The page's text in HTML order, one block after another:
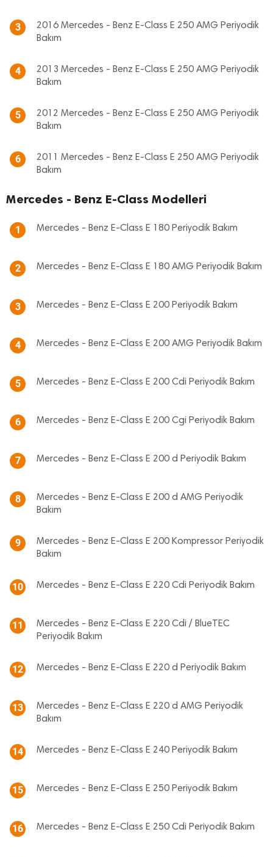
3
2016 Mercedes - Benz E-Class E 250 AMG Periyodik
Bakım
4
2013 Mercedes - Benz E-Class E 250 AMG Periyodik
Bakım
5
2012 Mercedes - Benz E-Class E 250 AMG Periyodik
Bakım
6
2011 Mercedes - Benz E-Class E 250 AMG Periyodik
Bakım
Mercedes - Benz E-Class Modelleri
1 Mercedes - Benz E-Class E 180 Periyodik Bakım
2 Mercedes - Benz E-Class E 180 AMG Periyodik Bakım
3 Mercedes - Benz E-Class E 200 Periyodik Bakım
4 Mercedes - Benz E-Class E 200 AMG Periyodik Bakım
5 Mercedes - Benz E-Class E 200 Cdi Periyodik Bakım
6 Mercedes - Benz E-Class E 200 Cgi Periyodik Bakım
7 Mercedes - Benz E-Class E 200 d Periyodik Bakım
8
Mercedes - Benz E-Class E 200 d AMG Periyodik
Bakım
9
Mercedes - Benz E-Class E 200 Kompressor Periyodik
Bakım
10 Mercedes - Benz E-Class E 220 Cdi Periyodik Bakım
11
Mercedes - Benz E-Class E 220 Cdi / BlueTEC
Periyodik Bakım
12 Mercedes - Benz E-Class E 220 d Periyodik Bakım
13
Mercedes - Benz E-Class E 220 d AMG Periyodik
Bakım
14 Mercedes - Benz E-Class E 240 Periyodik Bakım
15 Mercedes - Benz E-Class E 250 Periyodik Bakım
16 Mercedes - Benz E-Class E 250 Cdi Periyodik Bakım